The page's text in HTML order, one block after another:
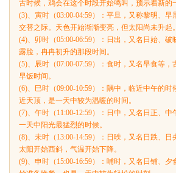
古时候，鸡会在这个时段开始鸣叫，预示着新的
(3)、寅时（03:00-04:59）：平旦，又称黎明、
交替之际。天色开始渐渐变亮，但太阳尚未升起。
(4)、卯时（05:00-06:59）：日出，又名日始、破
露脸，冉冉初升的那段时间。
(5)、辰时（07:00-07:59）：食时，又名早食等，
早饭时间。
(6)、巳时（09:00-10:59）：隅中，临近中午的
近天顶，是一天中较为温暖的时间。
(7)、午时（11:00-12:59）：日中，又名日正、
一天中阳光最猛烈的时候。
(8)、未时（13:00-14:59）：日昳，又名日跌、日
太阳开始西斜，气温开始下降。
(9)、申时（15:00-16:59）：哺时，又名日铺、